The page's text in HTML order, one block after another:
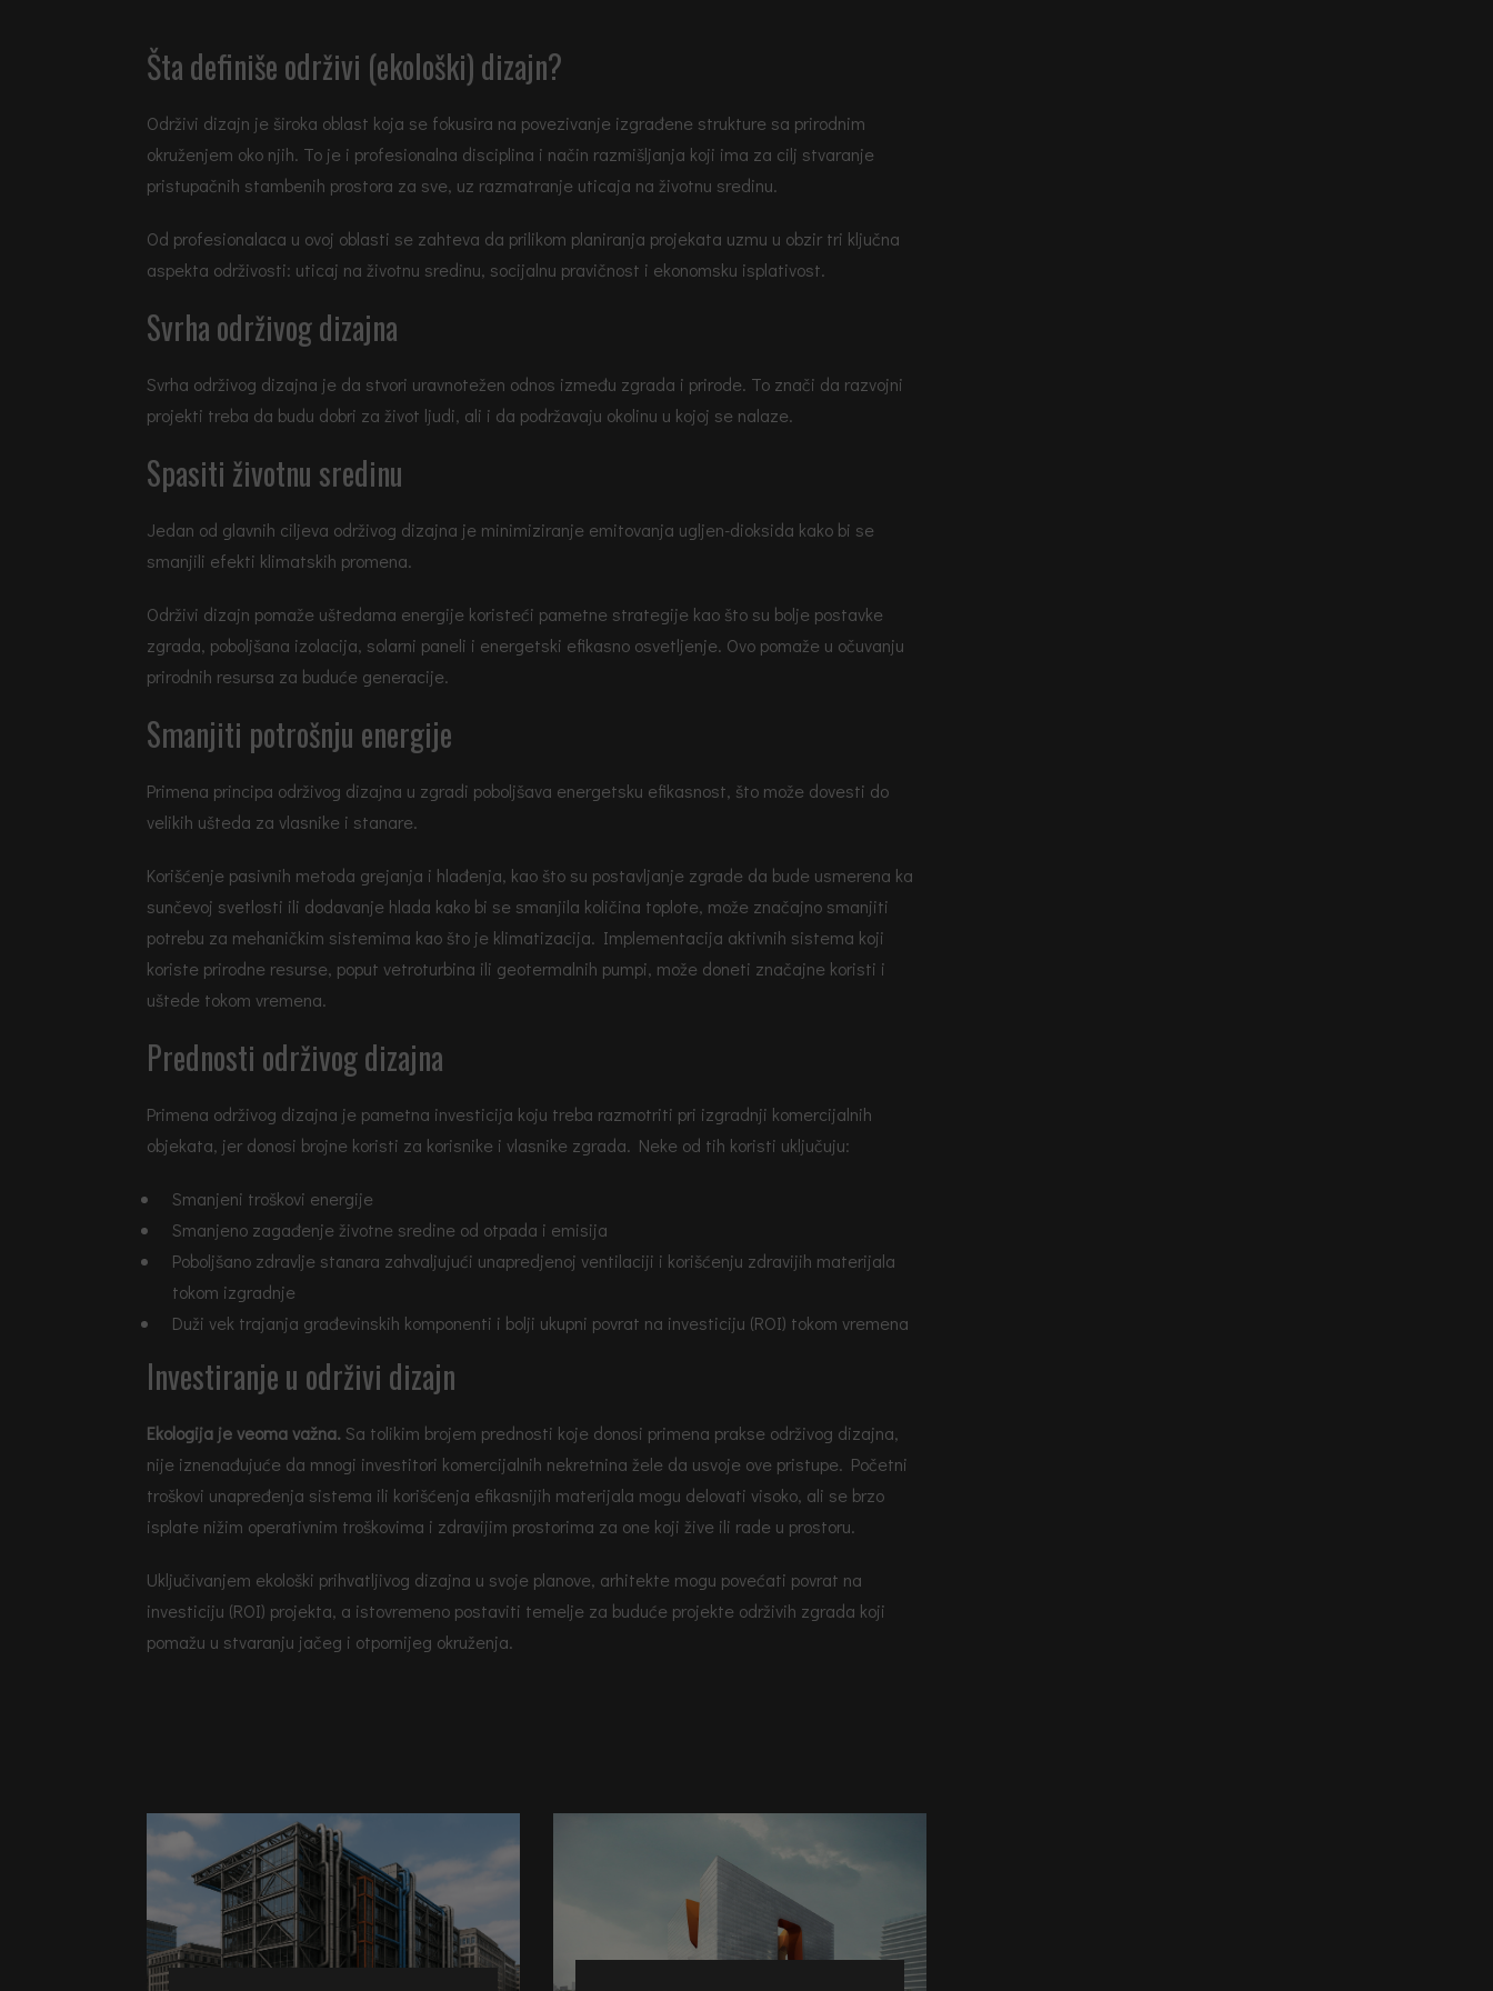
Šta definiše održivi (ekološki) dizajn?
Održivi dizajn je široka oblast koja se fokusira na povezivanje izgrađene strukture sa prirodnim
okruženjem oko njih. To je i profesionalna disciplina i način razmišljanja koji ima za cilj stvaranje
pristupačnih stambenih prostora za sve, uz razmatranje uticaja na životnu sredinu.
Od profesionalaca u ovoj oblasti se zahteva da prilikom planiranja projekata uzmu u obzir tri ključna
aspekta održivosti: uticaj na životnu sredinu, socijalnu pravičnost i ekonomsku isplativost.
Svrha održivog dizajna
Svrha održivog dizajna je da stvori uravnotežen odnos između zgrada i prirode. To znači da razvojni
projekti treba da budu dobri za život ljudi, ali i da podržavaju okolinu u kojoj se nalaze.
Spasiti životnu sredinu
Jedan od glavnih ciljeva održivog dizajna je minimiziranje emitovanja ugljen-dioksida kako bi se
smanjili efekti klimatskih promena.
Održivi dizajn pomaže uštedama energije koristeći pametne strategije kao što su bolje postavke
zgrada, poboljšana izolacija, solarni paneli i energetski efikasno osvetljenje. Ovo pomaže u očuvanju
prirodnih resursa za buduće generacije.
Smanjiti potrošnju energije
Primena principa održivog dizajna u zgradi poboljšava energetsku efikasnost, što može dovesti do
velikih ušteda za vlasnike i stanare.
Korišćenje pasivnih metoda grejanja i hlađenja, kao što su postavljanje zgrade da bude usmerena ka
sunčevoj svetlosti ili dodavanje hlada kako bi se smanjila količina toplote, može značajno smanjiti
potrebu za mehaničkim sistemima kao što je klimatizacija. Implementacija aktivnih sistema koji
koriste prirodne resurse, poput vetroturbina ili geotermalnih pumpi, može doneti značajne koristi i
uštede tokom vremena.
Prednosti održivog dizajna
Primena održivog dizajna je pametna investicija koju treba razmotriti pri izgradnji komercijalnih
objekata, jer donosi brojne koristi za korisnike i vlasnike zgrada. Neke od tih koristi uključuju:
Smanjeni troškovi energije
Smanjeno zagađenje životne sredine od otpada i emisija
Poboljšano zdravlje stanara zahvaljujući unapredjenoj ventilaciji i korišćenju zdravijih materijala
tokom izgradnje
Duži vek trajanja građevinskih komponenti i bolji ukupni povrat na investiciju (ROI) tokom vremena
Investiranje u održivi dizajn
Ekologija je veoma važna. Sa tolikim brojem prednosti koje donosi primena prakse održivog dizajna,
nije iznenađujuće da mnogi investitori komercijalnih nekretnina žele da usvoje ove pristupe. Početni
troškovi unapređenja sistema ili korišćenja efikasnijih materijala mogu delovati visoko, ali se brzo
isplate nižim operativnim troškovima i zdravijim prostorima za one koji žive ili rade u prostoru.
Uključivanjem ekološki prihvatljivog dizajna u svoje planove, arhitekte mogu povećati povrat na
investiciju (ROI) projekta, a istovremeno postaviti temelje za buduće projekte održivih zgrada koji
pomažu u stvaranju jačeg i otpornijeg okruženja.